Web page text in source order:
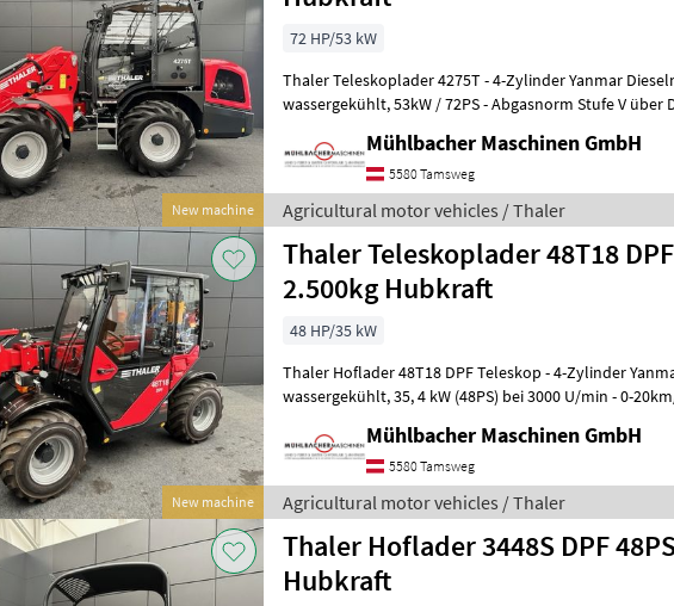
New machine
72 HP/53 kW
Thaler Teleskoplader 4275T - 4-Zylinder Yanmar Dieselmotor,
wassergekühlt, 53kW / 72PS - Abgasnorm Stufe V über DPF -
Mühlbacher Maschinen GmbH
5580 Tamsweg
Agricultural motor vehicles / Thaler
New machine
Thaler Teleskoplader 48T18
2.500kg Hubkraft
48 HP/35 kW
Thaler Hoflader 48T18 DPF Teleskop - 4-Zylinder Yanmar Motor,
wassergekühlt, 35, 4 kW (48PS) bei 3000 U/min - 0-20km/h,
Mühlbacher Maschinen GmbH
5580 Tamsweg
Agricultural motor vehicles / Thaler
Thaler Hoflader 3448S DPF
Hubkraft